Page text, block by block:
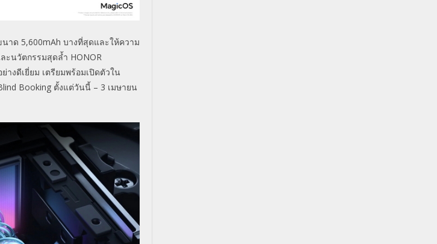
าด 5,600mAh บางที่สุดและให้ความ
ะนวัตกรรมสุดล้ำ HONOR
งดีเยี่ยม เตรียมพร้อมเปิดตัวใน
Booking ตั้งแต่วันนี้ – 3 เมษายน